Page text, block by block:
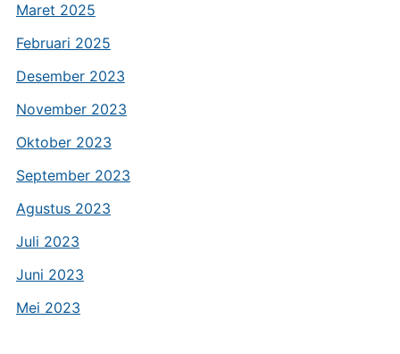
Maret 2025
Februari 2025
Desember 2023
November 2023
Oktober 2023
September 2023
Agustus 2023
Juli 2023
Juni 2023
Mei 2023